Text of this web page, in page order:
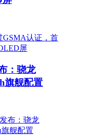
：骁龙
旗舰配置